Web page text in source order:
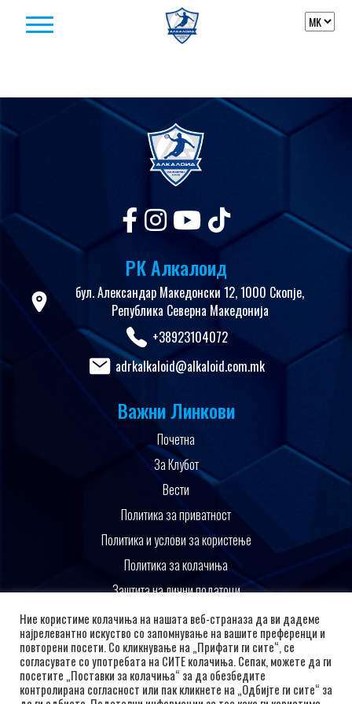
РК Алкалоид
бул. Александар Македонски 12, 1000 Скопје,
Република Северна Македонија
+38923104072
adrkalkaloid@alkaloid.com.mk
Важни Линкови
Почетна
За Клубот
Вести
Политика за приватност
Политика и услови за користење
Политика за колачиња
Заштита на лични податоци
Поддржано од
Ние користиме колачиња на нашата веб-страназа да ви дадеме
најрелевантно искуство со запомнување на вашите преференци и
повторени посети. Со кликнување на „Прифати ги сите“, се
согласувате со употребата на СИТЕ колачиња. Сепак, можете да ги
посетите „Поставки за колачиња“ за да обезбедите
контролирана согласност или пак кликнете на „Одбијте ги сите“ за